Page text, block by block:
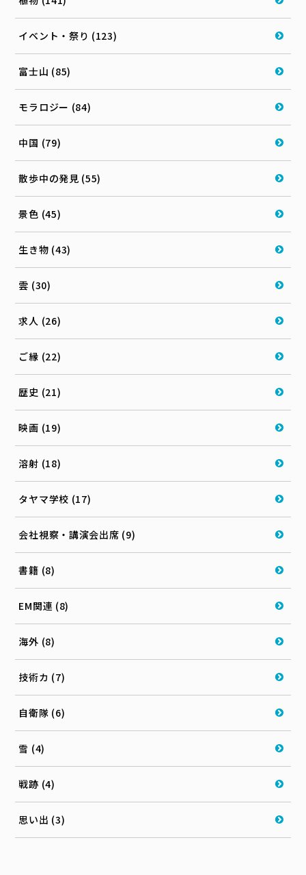
イベント・祭り (123)
富士山 (85)
モラロジー (84)
中国 (79)
散歩中の発見 (55)
景色 (45)
生き物 (43)
雲 (30)
求人 (26)
ご縁 (22)
歴史 (21)
映画 (19)
溶射 (18)
タヤマ学校 (17)
会社視察・講演会出席 (9)
書籍 (8)
EM関連 (8)
海外 (8)
技術カ (7)
自衛隊 (6)
雪 (4)
戦跡 (4)
思い出 (3)